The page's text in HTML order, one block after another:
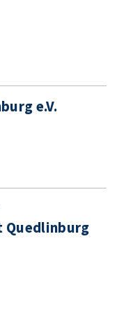
e.V.
Quedlinburg